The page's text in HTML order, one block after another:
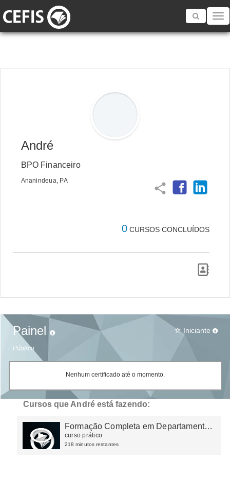
Toggle
André
BPO Financeiro
Ananindeua, PA
share
0 CURSOS CONCLUÍDOS
Painel
Público
star_border Iniciante
Nenhum certificado até o momento.
Cursos que André está fazendo:
Formação Completa em Departamento
Pessoal
curso prático
218 minutos restantes